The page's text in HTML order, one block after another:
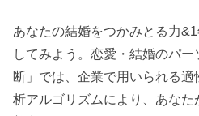
あなたの結婚をつかみとる力
してみよう。恋愛・結婚のパー
断」では、企業で用いられる
析アルゴリズムにより、あな